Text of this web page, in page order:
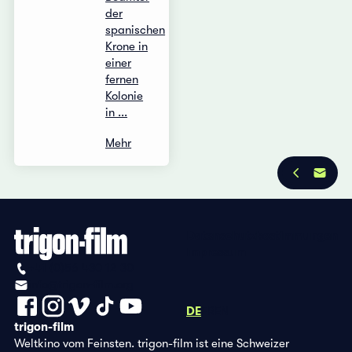
der
spanischen
Krone in
einer
fernen
Kolonie
in ...
Mehr
DE
trigon-film
Weltkino vom Feinsten. trigon-film ist eine Schweizer